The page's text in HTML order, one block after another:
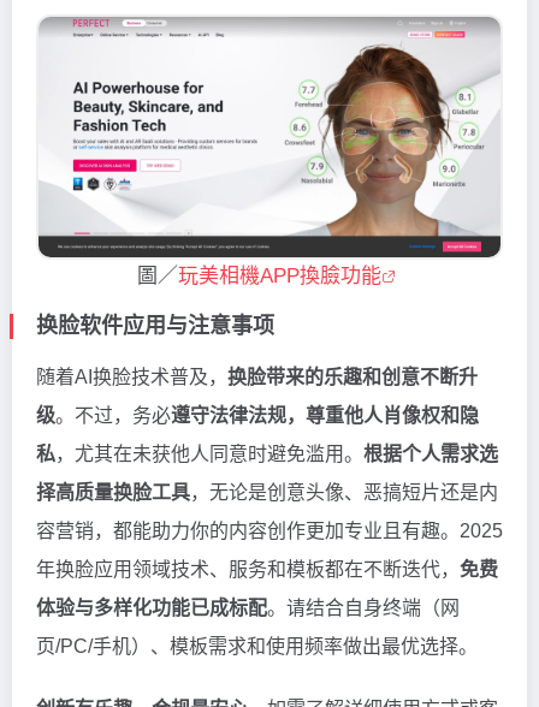
圖／玩美相機APP換臉功能
换脸软件应用与注意事项
随着AI换脸技术普及， 换脸带来的乐趣和创意不断升
级。不过，务必遵守法律法规，尊重他人肖像权和隐
私，尤其在未获他人同意时避免滥用。 根据个人需求选
择高质量换脸工具，无论是创意头像、恶搞短片还是内
容营销，都能助力你的内容创作更加专业且有趣。2025
年换脸应用领域技术、服务和模板都在不断迭代， 免费
体验与多样化功能已成标配。请结合自身终端（网
页/PC/手机）、模板需求和使用频率做出最优选择。